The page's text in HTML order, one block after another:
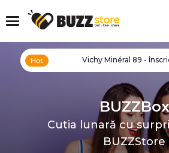
Vichy Minéral 89 -
BUZZBox
Cutia lunară cu
BUZZStore